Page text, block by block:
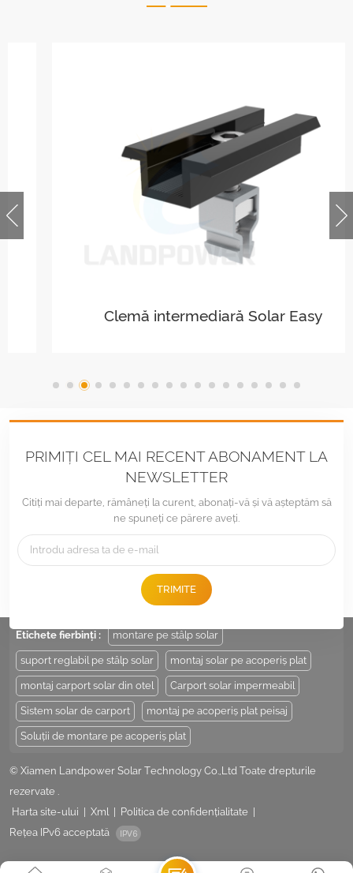
Clemă intermediară Solar Easy
PRIMIȚI CEL MAI RECENT ABONAMENT LA
NEWSLETTER
Citiți mai departe, rămâneți la curent, abonați-vă și vă așteptăm să
ne spuneți ce părere aveți.
TRIMITE
Tel :
Sales@LandpowerSolar.com
Add : Unit 206-9, No 15, Duiying Road, Jimei District, Xiamen, China
Etichete fierbinți : montare pe stâlp solar
suport reglabil pe stâlp solar montaj solar pe acoperiș plat
montaj carport solar din otel Carport solar impermeabil
Sistem solar de carport montaj pe acoperiș plat peisaj
Soluții de montare pe acoperiș plat
© Xiamen Landpower Solar Technology Co.,Ltd Toate drepturile
rezervate .
Harta site-ului
Xml Politica de confidențialitate
Rețea IPv6 acceptată